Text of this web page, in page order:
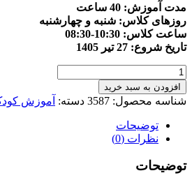
مدت آموزش: 40 ساعت
روزهای کلاس: شنبه و چهارشنبه
ساعت کلاس: 10:30-08:30
تاریخ شروع: 27 تیر 1405
آموزش
ICDL
نوجوان
افزودن به سبد خرید
شناسه محصول: 3587 دسته: آموزش
توضیحات
نظرات (0)
توضیحات